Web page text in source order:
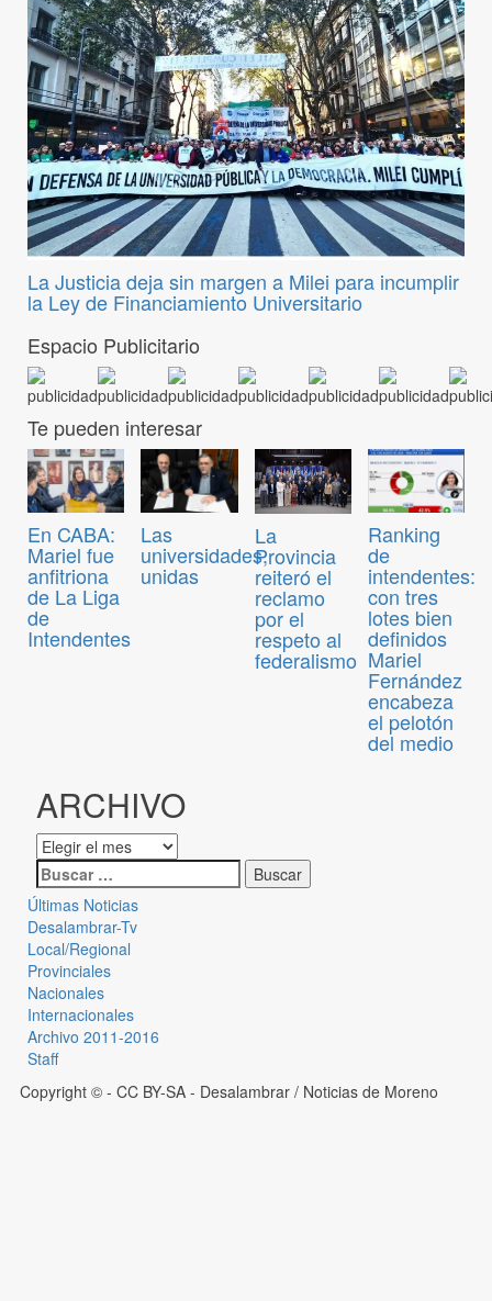
La Justicia deja sin margen a Milei para incumplir
la Ley de Financiamiento Universitario
Espacio Publicitario
Te pueden interesar
En CABA:
Mariel fue
anfitriona
de La Liga
de
Intendentes
Las
universidades,
unidas
La
Provincia
reiteró el
reclamo
por el
respeto al
federalismo
Ranking
de
intendentes:
con tres
lotes bien
definidos
Mariel
Fernández
encabeza
el pelotón
del medio
ARCHIVO
Últimas Noticias
Desalambrar-Tv
Local/Regional
Provinciales
Nacionales
Internacionales
Archivo 2011-2016
Staff
Copyright © - CC BY-SA - Desalambrar / Noticias de Moreno